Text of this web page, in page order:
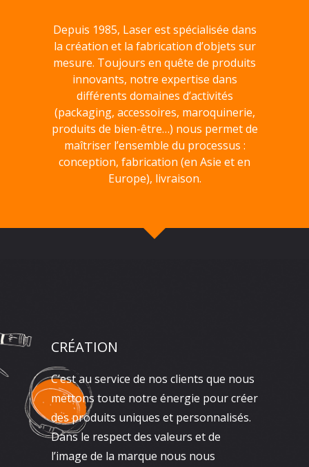
Depuis 1985, Laser est spécialisée dans
la création et la fabrication d’objets sur
mesure. Toujours en quête de produits
innovants, notre expertise dans
différents domaines d’activités
(packaging, accessoires, maroquinerie,
produits de bien-être…) nous permet de
maîtriser l’ensemble du processus :
conception, fabrication (en Asie et en
Europe), livraison.
CRÉATION
C’est au service de nos clients que nous
mettons toute notre énergie pour créer
des produits uniques et personnalisés.
Dans le respect des valeurs et de
l’image de la marque nous nous